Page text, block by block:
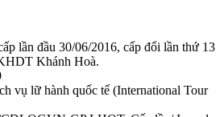
lần đầu 30/06/2016, cấp đổi lần thứ 13
Khánh Hoà.
vụ lữ hành quốc tế (International Tour